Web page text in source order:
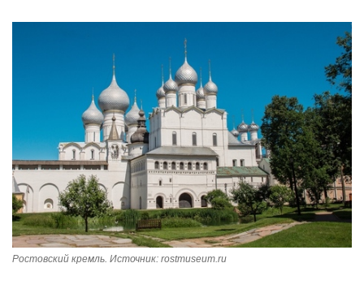
Ростовский кремль. Источник: rostmuseum.ru